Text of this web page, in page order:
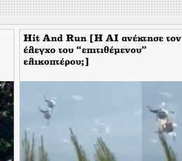
Hit And Run [H ΑΙ ανέκτησε τον
έλεγχο του “επιτιθέμενου”
ελικοπτέρου;]